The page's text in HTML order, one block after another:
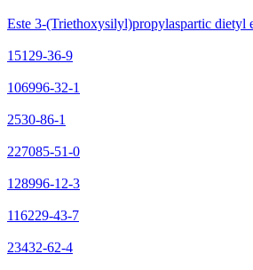
Este 3-(Triethoxysilyl)propylaspartic dietyl
15129-36-9
106996-32-1
2530-86-1
227085-51-0
128996-12-3
116229-43-7
23432-62-4